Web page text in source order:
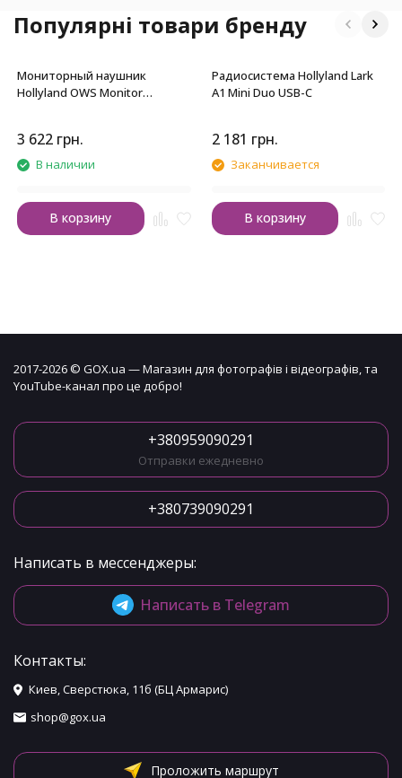
Популярні товари бренду
Мониторный наушник
Hollyland OWS Monitor
3 622 грн.
В наличии
В корзину
Радиосистема Hollyland Lark
A1 Mini Duo USB-C
2 181 грн.
Заканчивается
В корзину
2017-2026 © GOX.ua — Магазин для фотографів і відеографів, та
YouTube-канал про це добро!
+380959090291
Отправки ежедневно
+380739090291
Написать в мессенджеры:
Написать в Telegram
Контакты:
Киев, Сверстюка, 11б (БЦ Армарис)
shop@gox.ua
Проложить маршрут